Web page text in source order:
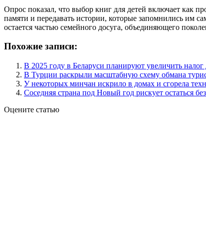
Опрос показал, что выбор книг для детей включает как
памяти и передавать истории, которые запомнились им
остается частью семейного досуга, объединяющего
Похожие записи:
В 2025 году в Беларуси планируют увеличить налог
В Турции раскрыли масштабную схему обмана
У некоторых минчан искрило в домах и сгорела
Соседняя страна под Новый год рискует остаться
Оцените статью